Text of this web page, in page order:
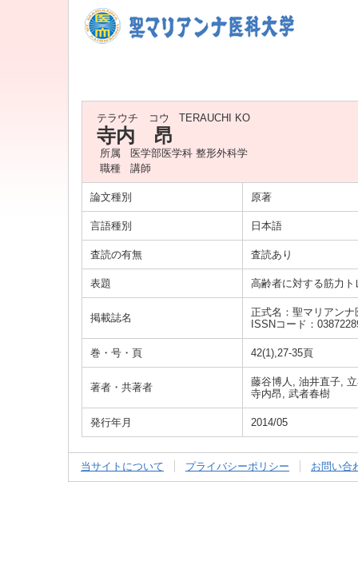
テラウチ コウ TERAUCHI KO
寺内 昂
所属
医学部医学科 整形外科学
職種
講師
論文種別 原著
言語種別 日本語
査読の有無 査読あり
表題 高齢者に対する筋力
掲載誌名
正式名：聖マリアンナ
ISSNコード：
巻・号・頁 42(1),27-35頁
著者・共著者
藤谷博人, 油井直子,
寺内昂, 武者春樹
発行年月 2014/05
当サイトについて プライバシーポリシー お問い合